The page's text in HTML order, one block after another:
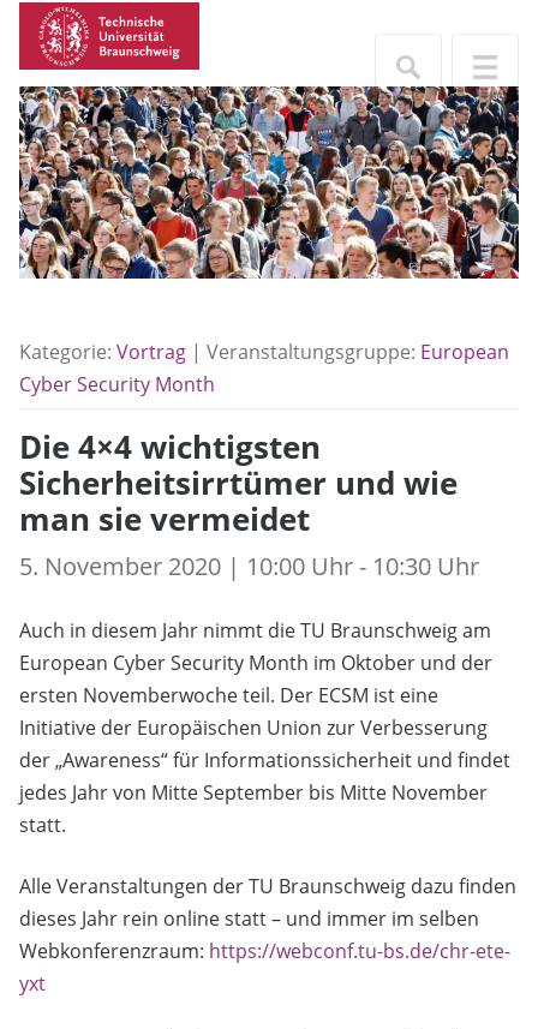
Kategorie: Vortrag | Veranstaltungsgruppe: European
Cyber Security Month
Die 4×4 wichtigsten
Sicherheitsirrtümer und wie
man sie vermeidet
5. November 2020 | 10:00 Uhr - 10:30 Uhr
Auch in diesem Jahr nimmt die TU Braunschweig am
European Cyber Security Month im Oktober und der
ersten Novemberwoche teil. Der ECSM ist eine
Initiative der Europäischen Union zur Verbesserung
der „Awareness“ für Informationssicherheit und findet
jedes Jahr von Mitte September bis Mitte November
statt.
Alle Veranstaltungen der TU Braunschweig dazu finden
dieses Jahr rein online statt – und immer im selben
Webkonferenzraum: https://webconf.tu-bs.de/chr-ete-
yxt